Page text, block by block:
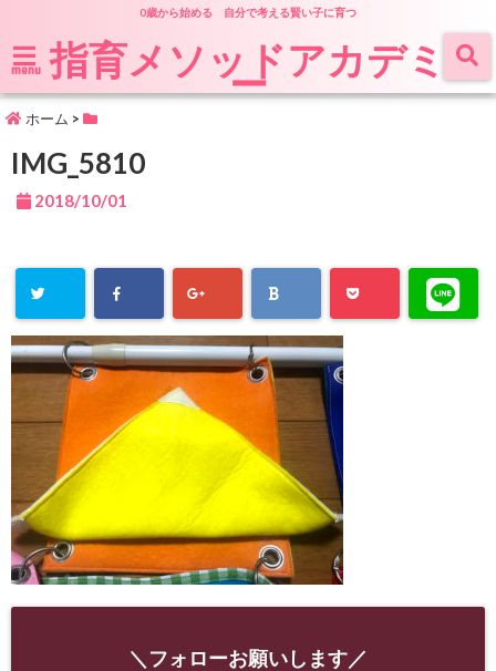
0歳から始める 自分で考える賢い子に育つ
menu 指育メソッドアカデミ
ー
ホーム >
IMG_5810
2018/10/01
＼フォローお願いします／